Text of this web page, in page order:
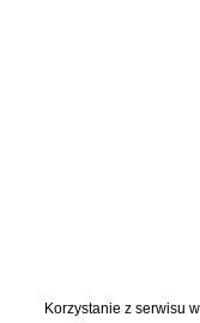
Korzystanie z serwisu